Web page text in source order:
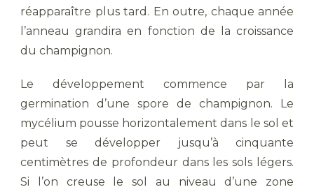
réapparaître plus tard. En outre, chaque année
l’anneau grandira en fonction de la croissance
du champignon.
Le développement commence par la
germination d’une spore de champignon. Le
mycélium pousse horizontalement dans le sol et
peut se développer jusqu’à cinquante
centimètres de profondeur dans les sols légers.
Si l’on creuse le sol au niveau d’une zone